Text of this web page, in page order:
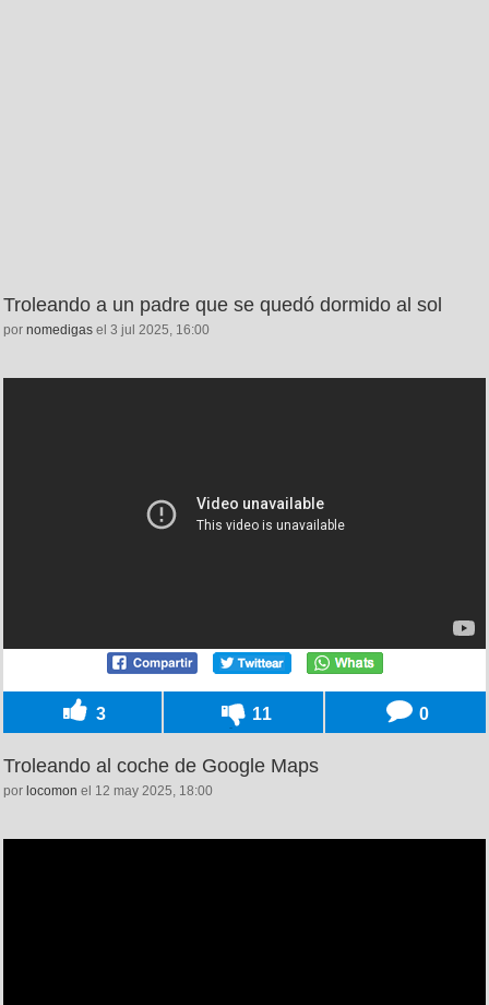
Troleando a un padre que se quedó dormido al sol
por nomedigas el 3 jul 2025, 16:00
3 11 0
Troleando al coche de Google Maps
por locomon el 12 may 2025, 18:00